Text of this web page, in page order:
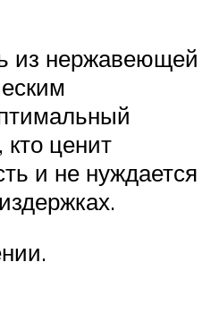
из нержавеющей
кто ценит
и не нуждается